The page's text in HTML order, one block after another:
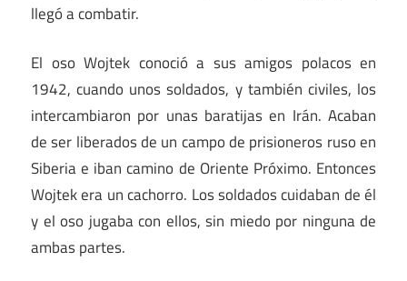
llegó a combatir.
El oso Wojtek conoció a sus amigos polacos en
1942, cuando unos soldados, y también civiles, los
intercambiaron por unas baratijas en Irán. Acaban
de ser liberados de un campo de prisioneros ruso en
Siberia e iban camino de Oriente Próximo. Entonces
Wojtek era un cachorro. Los soldados cuidaban de él
y el oso jugaba con ellos, sin miedo por ninguna de
ambas partes.